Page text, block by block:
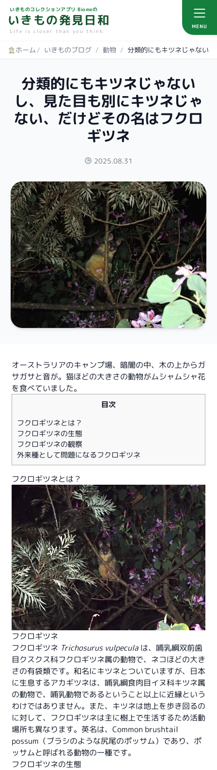
いきものコレクションアプリ Biomeの
いきもの発見日和
Life is closer than you think.
MENU
ホーム / いきものブログ / 動物 /
分類的にもキツネじゃない
し、見た目も別にキツネじゃ
ない、だけどその名はフクロ
ギツネ
2025.08.31
オーストラリアのキャンプ場、暗闇の中、木の上からガ
サガサと音が。猫ほどの大きさの動物がムシャムシャ花
を食べていました。
目次
フクロギツネとは？
フクロギツネの生態
フクロギツネの観察
外来種として問題になるフクロギツネ
フクロギツネとは？
フクロギツネ
フクロギツネ Trichosurus vulpecula は、哺乳綱双前歯
目クスクス科フクロギツネ属の動物で、ネコほどの大き
さの有袋類です。和名にキツネとついていますが、日本
に生息するアカギツネは、哺乳綱食肉目イヌ科キツネ属
の動物で、哺乳動物であるということ以上に近縁という
わけではありません。また、キツネは地上を歩き回るの
に対して、フクロギツネは主に樹上で生活するため活動
場所も異なります。英名は、Common brushtail
possum（ブラシのような尻尾のポッサム）であり、 ポ
ッサムと呼ばれる動物の一種です。
フクロギツネの生態